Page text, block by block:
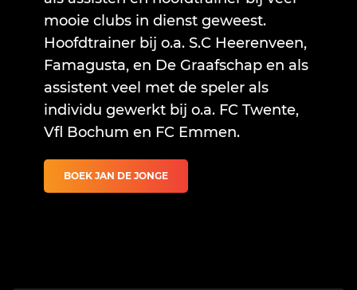
mooie clubs in dienst geweest.
Hoofdtrainer bij o.a. S.C Heerenveen,
Famagusta, en De Graafschap en als
assistent veel met de speler als
individu gewerkt bij o.a. FC Twente,
Vfl Bochum en FC Emmen.
BOEK JAN DE JONGE